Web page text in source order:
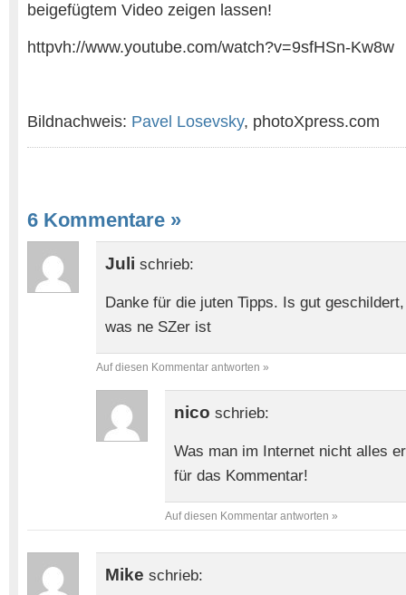
beigefügtem Video zeigen lassen!
httpvh://www.youtube.com/watch?v=9sfHSn-Kw8w
Bildnachweis: Pavel Losevsky, photoXpress.com
6 Kommentare »
Juli schrieb:
Danke für die juten Tipps. Is gut
was ne SZer ist
Auf diesen Kommentar antworten »
nico schrieb:
Was man im Internet nicht alles
für das Kommentar!
Auf diesen Kommentar antworten »
Mike schrieb: